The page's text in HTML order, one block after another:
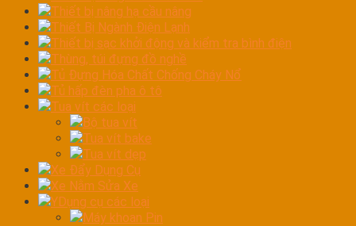
Thiết bị nâng hạ cầu nâng
Thiết Bị Ngành Điện Lạnh
Thiết bị sạc khởi động và kiểm tra bình điện
Thùng, túi đựng đồ nghề
Tủ Đựng Hóa Chất Chống Cháy Nổ
Tủ hấp đèn pha ô tô
Tua vít các loại
Bộ tua vít
Tua vít bake
Tua vít dẹp
Xe Đẩy Dụng Cụ
Xe Nằm Sửa Xe
YDụng cụ các loại
Máy khoan Pin